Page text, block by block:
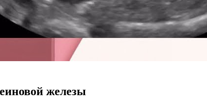
железы